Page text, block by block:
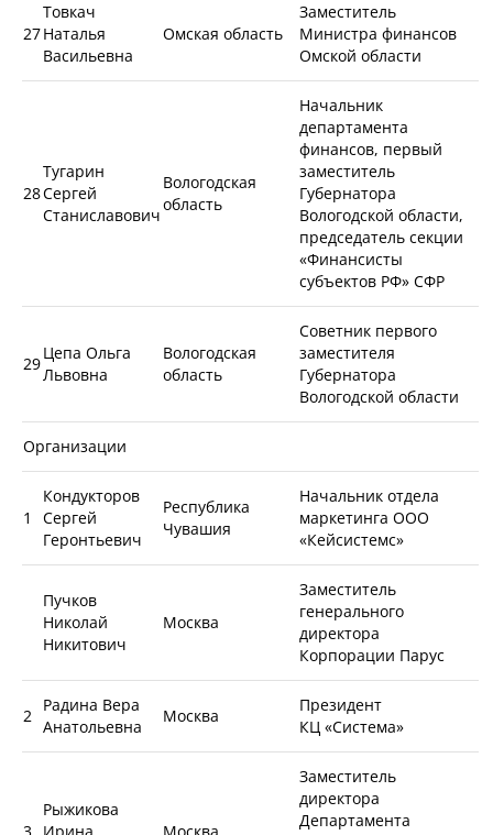
27
Товкач
Наталья
Васильевна
Омская область
Заместитель
Министра финансов
Омской области
28
Тугарин
Сергей
Станиславович
Вологодская
область
Начальник
департамента
финансов, первый
заместитель
Губернатора
Вологодской области,
председатель секции
«Финансисты
субъектов РФ» СФР
29
Цепа Ольга
Львовна
Вологодская
область
Советник первого
заместителя
Губернатора
Вологодской области
Организации
1
Кондукторов
Сергей
Геронтьевич
Республика
Чувашия
Начальник отдела
маркетинга ООО
«Кейсистемс»
Пучков
Николай
Никитович
Москва
Заместитель
генерального
директора
Корпорации Парус
2
Радина Вера
Анатольевна
Москва
Президент
КЦ «Система»
Рыжикова
Заместитель
директора
Департамента